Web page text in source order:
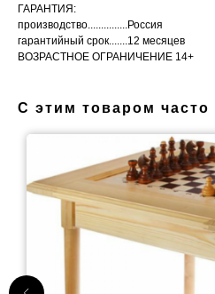
ГАРАНТИЯ:
производство...............Россия
гарантийный срок.......12 месяцев
ВОЗРАСТНОЕ ОГРАНИЧЕНИЕ 14+
С этим товаром часто